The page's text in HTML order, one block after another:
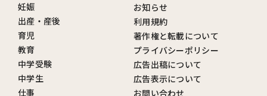
妊娠
出産・産後
育児
教育
中学受験
中学生
仕事
お知らせ
利用規約
著作権と転載について
プライバシーポリシー
広告出稿について
広告表示について
お問い合わせ